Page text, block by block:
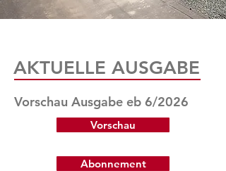
AKTUELLE AUSGABE
Vorschau Ausgabe eb 6/2026
Vorschau
Abonnement